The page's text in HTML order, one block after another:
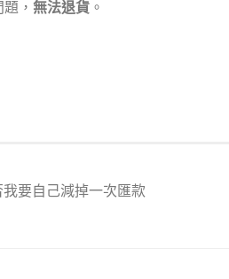
題， 無法退貨 。
要自己減掉一次匯款